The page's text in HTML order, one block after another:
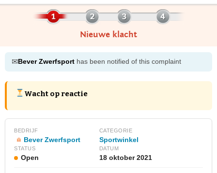
Nieuwe klacht
✉Bever Zwerfsport has been notified of this complaint
Wacht op reactie
BEDRIJF
Bever Zwerfsport
CATEGORIE
Sportwinkel
STATUS
Open
DATUM
18 oktober 2021